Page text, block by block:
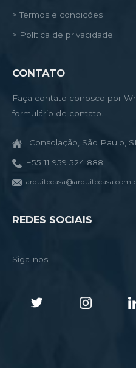
> Termos e condições
> Política de privacidade
CONTATO
Faça contato conosco por
formulário de contato.
Consolação, São Paulo,
+55 11 959 524 888
REDES SOCIAIS
Siga-nos!